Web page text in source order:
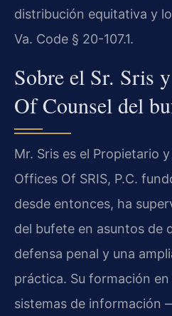
distribución equitativa y
Va. Code § 20-107.1.
Sobre el Sr. Sris
Of Counsel del
Mr. Sris es el Propietario
Offices Of SRIS, P.C.
desde entonces, ha
del bufete en asuntos de
defensa penal y una
práctica. Su formación
sistemas de información